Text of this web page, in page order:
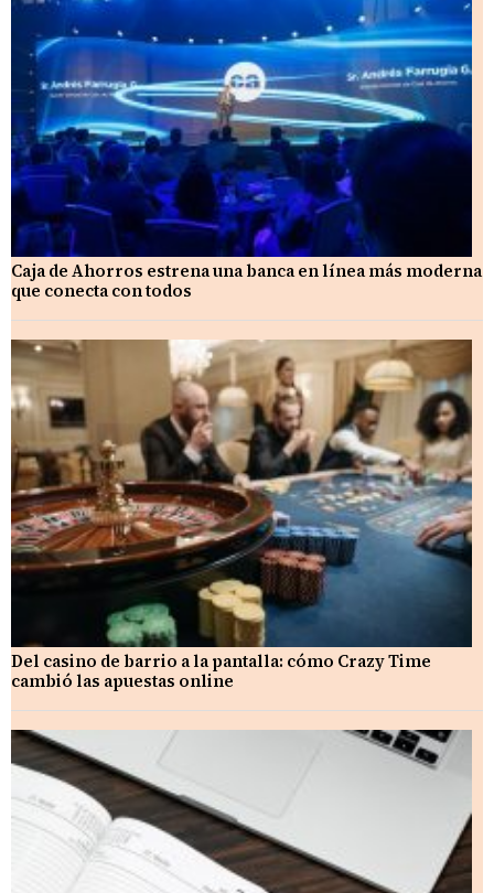
Caja de Ahorros estrena una banca en línea más moderna
que conecta con todos
Del casino de barrio a la pantalla: cómo Crazy Time
cambió las apuestas online